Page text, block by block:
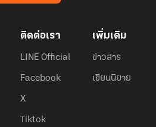
ติดต่อเรา
LINE Official
Facebook
X
Tiktok
เพิ่มเติม
ข่าวสาร
เขียนนิยาย